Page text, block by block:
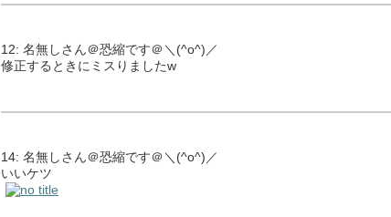
12: 名無しさん＠恐縮です＠＼(^o^)／
修正するときにミスりましたw
14: 名無しさん＠恐縮です＠＼(^o^)／
いいケツ